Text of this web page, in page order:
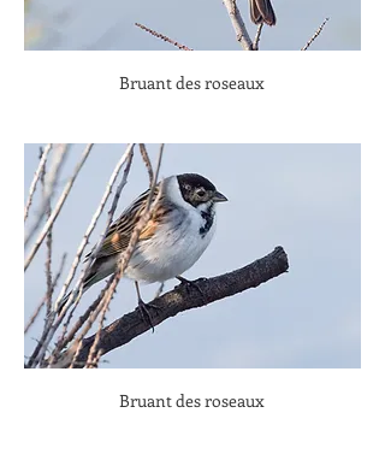
Bruant des roseaux
Bruant des roseaux